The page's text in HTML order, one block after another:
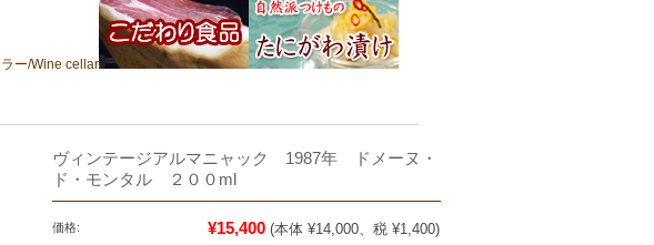
ヴィンテージアルマニャック 1987年 ドメーヌ・
ド・モンタル ２００ml
価格: ¥15,400 (本体 ¥14,000、税 ¥1,400)